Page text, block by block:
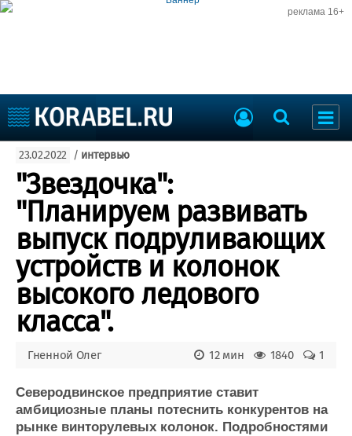
реклама 16+
Судоходство
Судоремонт
События
Пресс-релизы
ВМФ
Образование
Яхты и катера
Еще
Судостроение
Пульс
Новости
Репутация
Работа
Крюинг
Продажа флота
Изделия
Материалы
Услуги
23.02.2022 / интервью
"Звездочка":
"Планируем развивать
выпуск подруливающих
устройств и колонок
высокого ледового
класса".
Гненной Олег 1
1840
12 мин
Северодвинское предприятие ставит
амбициозные планы потеснить конкурентов на
рынке винторулевых колонок. Подробностями